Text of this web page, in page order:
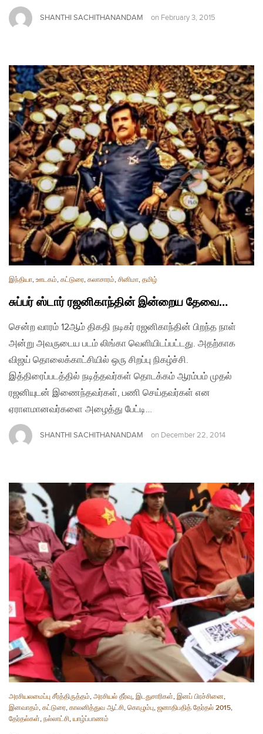
SHANTHI SACHITHANANDAM on February 3, 2015
இந்தியா, ஊடகம், கட்டுரை, கலாசாரம், சினிமா, தமிழ்
சுப்பர் ஸ்டார் ரஜனிகாந்தின் இன்றைய தேவை…
சென்ற வாரம் 12ஆம் திகதி நடிகர் ரஜனிகாந்தின் பிறந்த நாள்
அன்று அவருடைய படம் லிங்கா வெளியிடப்பட்டது. அதற்காக
விஜய் தொலைக்காட்சியில் ஒரு சிறப்பு நிகழ்ச்சி.
இத்திரைப்படத்தில் நடித்தவர்கள் தொடக்கம் ஆரம்பம் முதல்
ரஜனியுடன் இணைந்தவர்கள், பணி செய்தவர்கள் என
ஏராளமானவர்களை அழைத்து பேட்டி…
SHANTHI SACHITHANANDAM on December 22, 2014
அரசியலமைப்பு சீர்த்திருத்தம், அரசியல் தீர்வு, இடதுசாரிகள், இனப் பிரச்சினை,
இனவாதம், கட்டுரை, காலனித்துவ ஆட்சி, கொழும்பு, ஜனாதிபதித் தேர்தல் 2015,
தேர்தல்கள், நல்லாட்சி, யாழ்ப்பாணம்